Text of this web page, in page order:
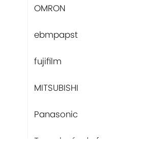
OMRON
ebmpapst
fujifilm
MITSUBISHI
Panasonic
Tecnología de fans